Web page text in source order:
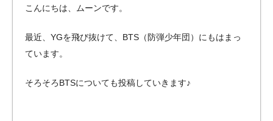
こんにちは、ムーンです。
最近、YGを飛び抜けて、BTS（防弾少年団）にもはまっ
ています。
そろそろBTSについても投稿していきます♪